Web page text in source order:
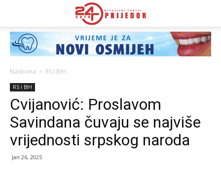
Naslovna RS I BIH
RS I BIH
Cvijanović: Proslavom
Savindana čuvaju se najviše
vrijednosti srpskog naroda
Jan 26, 2025